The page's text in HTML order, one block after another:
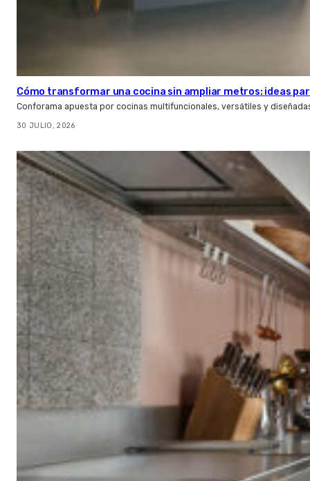
Cómo transformar una cocina sin ampliar metros: ideas
Conforama apuesta por cocinas multifuncionales, versátiles y
30 JULIO, 2026